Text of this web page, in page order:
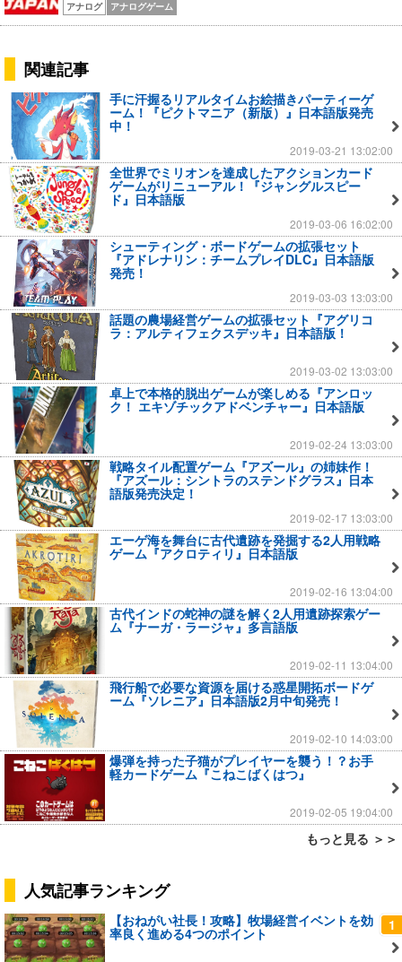
アナログ アナログゲーム
関連記事
手に汗握るリアルタイムお絵描きパーティーゲ
ーム！『ピクトマニア（新版）』日本語版発売
中！
2019-03-21 13:02:00
全世界でミリオンを達成したアクションカード
ゲームがリニューアル！『ジャングルスピー
ド』日本語版
2019-03-06 16:02:00
シューティング・ボードゲームの拡張セット
『アドレナリン：チームプレイDLC』日本語版
発売！
2019-03-03 13:03:00
話題の農場経営ゲームの拡張セット『アグリコ
ラ：アルティフェクスデッキ』日本語版！
2019-03-02 13:03:00
卓上で本格的脱出ゲームが楽しめる『アンロッ
ク！ エキゾチックアドベンチャー』日本語版
2019-02-24 13:03:00
戦略タイル配置ゲーム『アズール』の姉妹作！
『アズール：シントラのステンドグラス』日本
語版発売決定！
2019-02-17 13:03:00
エーゲ海を舞台に古代遺跡を発掘する2人用戦略
ゲーム『アクロティリ』日本語版
2019-02-16 13:04:00
古代インドの蛇神の謎を解く2人用遺跡探索ゲー
ム『ナーガ・ラージャ』多言語版
2019-02-11 13:04:00
飛行船で必要な資源を届ける惑星開拓ボードゲ
ーム『ソレニア』日本語版2月中旬発売！
2019-02-10 14:03:00
爆弾を持った子猫がプレイヤーを襲う！？お手
軽カードゲーム『こねこばくはつ』
2019-02-05 19:04:00
もっと見る ＞＞
人気記事ランキング
1
【おねがい社長！攻略】牧場経営イベントを効
率良く進める4つのポイント